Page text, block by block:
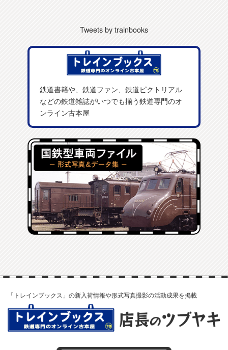
Tweets by trainbooks
鉄道書籍や、鉄道ファン、鉄道ピクトリアル
などの鉄道雑誌がいつでも揃う鉄道専門のオ
ンライン古本屋
「トレインブックス」の新入荷情報や形式写真撮影の活動成果を掲載